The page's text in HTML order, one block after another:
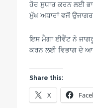
ਹੋਰ ਸੁਧਾਰ ਕਰਨ ਲਈ
ਮੁੱਖ ਅਧਾਰਾਂ ਵਜੋਂ
ਇਸ ਮੈਗਾ ਈਵੈਂਟ ਨੇ
ਕਰਨ ਲਈ ਵਿਭਾਗ ਦੇ
Share this:
X